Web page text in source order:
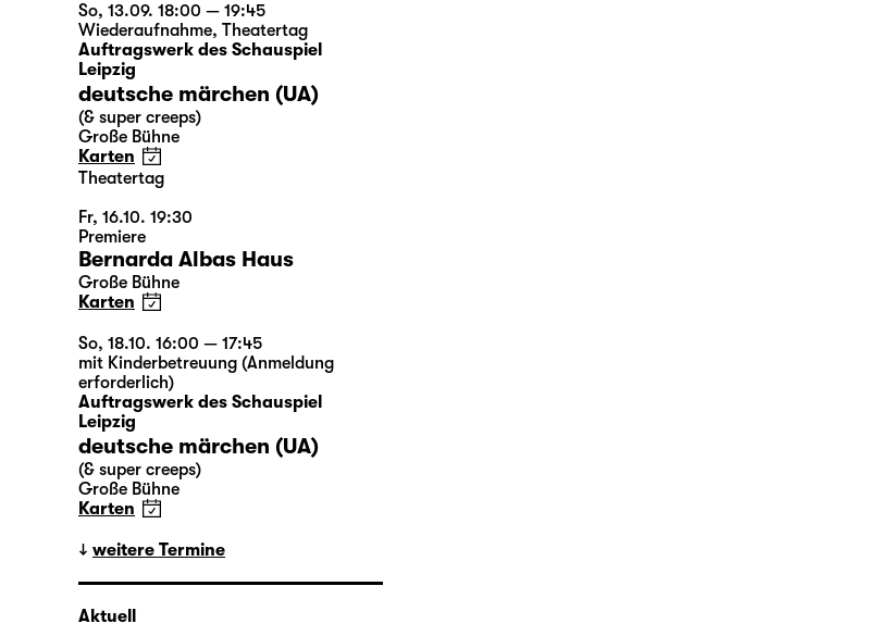
So, 13.09. 18:00 — 19:45
Wiederaufnahme, Theatertag
Auftragswerk des Schauspiel
Leipzig
deutsche märchen (UA)
(& super creeps)
Große Bühne
Karten
Theatertag
Fr, 16.10. 19:30
Premiere
Bernarda Albas Haus
Große Bühne
Karten
So, 18.10. 16:00 — 17:45
mit Kinderbetreuung (Anmeldung
erforderlich)
Auftragswerk des Schauspiel
Leipzig
deutsche märchen (UA)
(& super creeps)
Große Bühne
Karten
weitere Termine
Aktuell